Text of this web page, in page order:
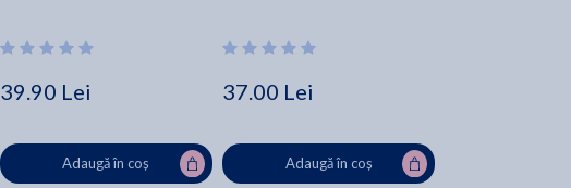
39.90 Lei
Adaugă în coș
37.00 Lei
Adaugă în coș